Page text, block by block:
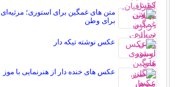
متن های غمگین برای استوری؛ مرثیه‌ای
برای وطن
عکس نوشته تیکه دار
عکس های خنده دار از هنرنمایی با موز